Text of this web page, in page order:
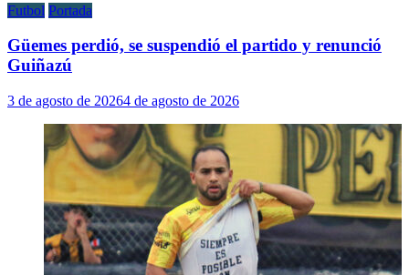
Futbol Portada
Güemes perdió, se suspendió el partido y renunció
Guiñazú
3 de agosto de 20264 de agosto de 2026